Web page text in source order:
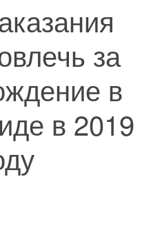
за
в
в 2019